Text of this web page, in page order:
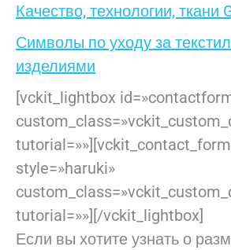
Качество, технологии, ткани
Символы по уходу за
изделиями
[vckit_lightbox
style=»haruki»
tutorial=»»][/vckit_lightbox]
Если вы хотите узнать о